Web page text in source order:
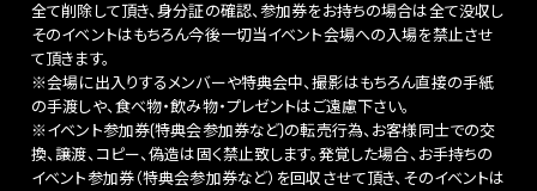
全て削除して頂き、身分証の確認、参加券をお持ちの場合は全て没収し
そのイベントはもちろん今後一切当イベント会場への入場を禁止させ
て頂きます。
※会場に出入りするメンバーや特典会中、撮影はもちろん直接の手紙
の手渡しや、食べ物・飲み物・プレゼントはご遠慮下さい。
※イベント参加券(特典会参加券など)の転売行為、お客様同士での交
換、譲渡、コピー、偽造は固く禁止致します。発覚した場合、お手持ちの
イベント参加券（特典会参加券など）を回収させて頂き、そのイベントは